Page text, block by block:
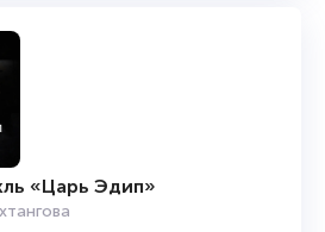
«Царь Эдип»